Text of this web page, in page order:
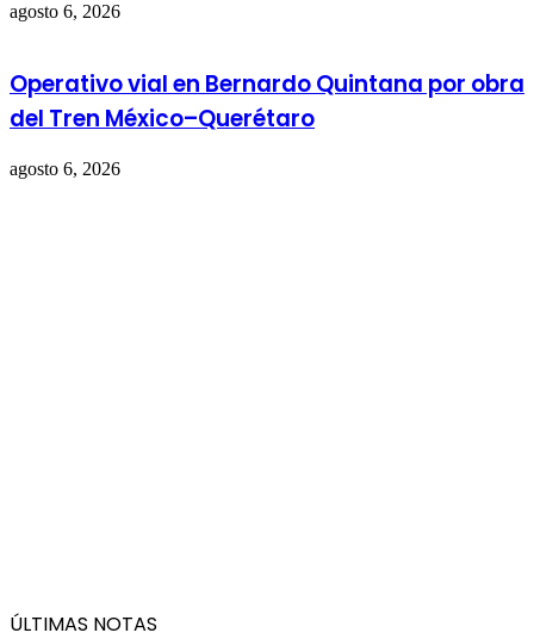
agosto 6, 2026
Operativo vial en Bernardo Quintana por obra
del Tren México–Querétaro
agosto 6, 2026
ÚLTIMAS NOTAS